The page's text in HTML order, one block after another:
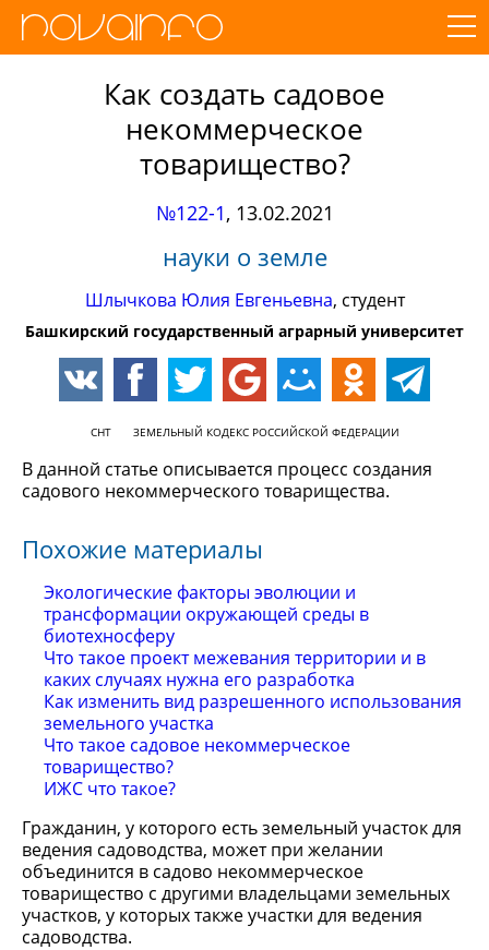
Как создать садовое
некоммерческое
товарищество?
№122-1, 13.02.2021
науки о земле
Шлычкова Юлия Евгеньевна, студент
Башкирский государственный аграрный университет
СНТ ЗЕМЕЛЬНЫЙ КОДЕКС РОССИЙСКОЙ ФЕДЕРАЦИИ
В данной статье описывается процесс создания
садового некоммерческого товарищества.
Похожие материалы
Экологические факторы эволюции и
трансформации окружающей среды в
биотехносферу
Что такое проект межевания территории и в
каких случаях нужна его разработка
Как изменить вид разрешенного использования
земельного участка
Что такое садовое некоммерческое
товарищество?
ИЖС что такое?
Гражданин, у которого есть земельный участок для
ведения садоводства, может при желании
объединится в садово некоммерческое
товарищество с другими владельцами земельных
участков, у которых также участки для ведения
садоводства.